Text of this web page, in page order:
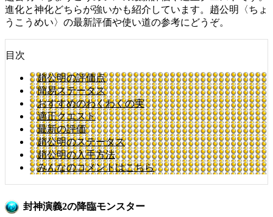
進化と神化どちらが強いかも紹介しています。趙公明〈ちょ
うこうめい〉の最新評価や使い道の参考にどうぞ。
目次
趙公明の評価点
簡易ステータス
おすすめのわくわくの実
適正クエスト
最新の評価
趙公明のステータス
趙公明の入手方法
みんなのコメントはこちら
封神演義2の降臨モンスター